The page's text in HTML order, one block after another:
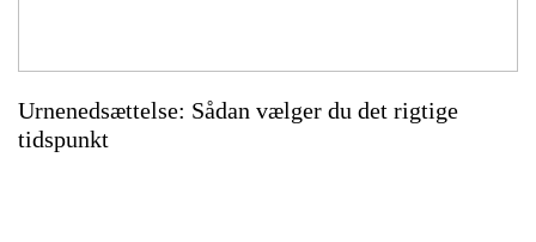
Urnenedsættelse: Sådan vælger du det rigtige
tidspunkt